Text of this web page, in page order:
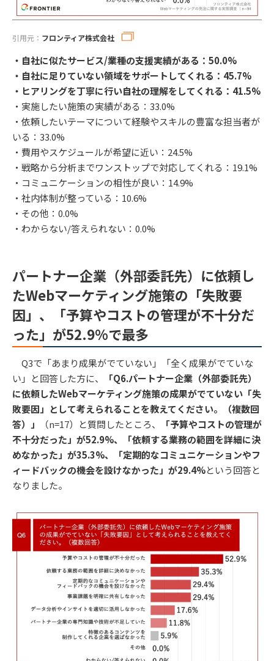
引用元： フロンティア株式会社
・自社に似たサービス/業種の支援実績がある：50.0%
・自社に足りていない領域をサポートしてくれる：45.7%
・ヒアリングを丁寧に行い自社の理解をしてくれる：41.5%
・実施したい施策の実績がある：33.0%
・依頼したいテーマについて経験やスキルの豊富な担当者が
いる：33.0%
・費用やスケジュールが希望に近い：24.5%
・戦略から分析までワンストップで対応してくれる：19.1%
・コミュニケーションの相性が良い：14.9%
・社内体制が整っている：10.6%
・その他：0.0%
・わからない/答えられない：0.0%
パートナー企業（外部委託先）に依頼し
たWebマーケティング施策の「失敗要
因」、「予算やコストの管理が不十分だ
った」が52.9%で最多
Q3で「あまり成果がでていない」「全く成果がでていな
い」と回答した方に、
「Q6.パートナー企業（外部委託先）
に依頼したWebマーケティング施策の成果がでていない「失
敗要因」として考えられることを教えてください。（複数回
答）」
（n=17）と質問したところ、
「予算やコストの管理が
不十分だった」が52.9%、「依頼する業務の範囲を詳細に決
めなかった」が35.3%、「定期的なコミュニケーションやフ
ィードバックの機会を設けなかった」が29.4%という回答と
なりました。